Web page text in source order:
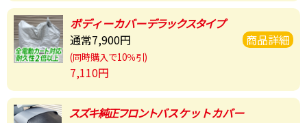
ボディーカバーデラックスタイプ
通常7,900円
(同時購入で10％引)
7,110円
商品詳細
スズキ純正フロントバスケットカバー